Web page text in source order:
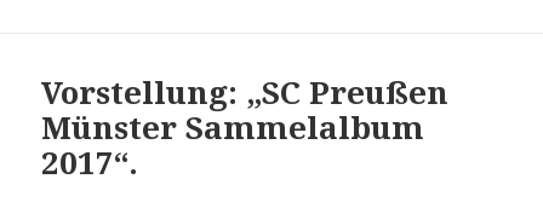
Vorstellung: „SC Preußen
Münster Sammelalbum
2017“.